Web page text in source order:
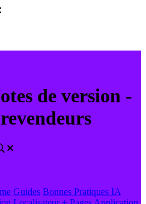
de version -
Guides Bonnes Pratiques IA